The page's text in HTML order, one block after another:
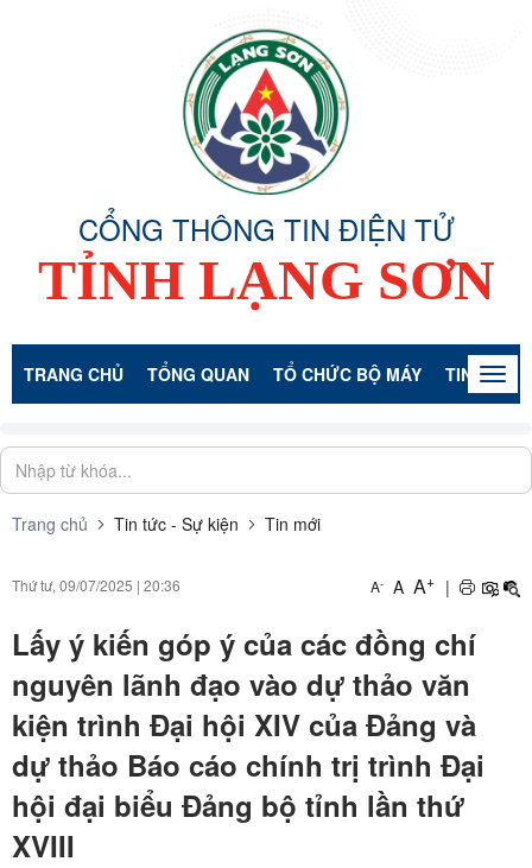
CỔNG THÔNG TIN ĐIỆN TỬ
TỈNH LẠNG SƠN
TRANG CHỦ TỔNG QUAN TỔ CHỨC BỘ MÁY TIN TỨC -
Trang chủ Tin tức - Sự kiện Tin mới
Thứ tư, 09/07/2025 | 20:36 A- A A+ |
Lấy ý kiến góp ý của các đồng chí
nguyên lãnh đạo vào dự thảo văn
kiện trình Đại hội XIV của Đảng và
dự thảo Báo cáo chính trị trình Đại
hội đại biểu Đảng bộ tỉnh lần thứ
XVIII